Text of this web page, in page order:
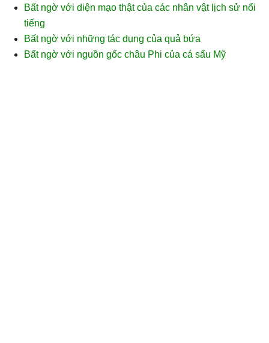
Bất ngờ với diện mạo thật của các nhân vật lịch sử nổi
tiếng
Bất ngờ với những tác dụng của quả bứa
Bất ngờ với nguồn gốc châu Phi của cá sấu Mỹ